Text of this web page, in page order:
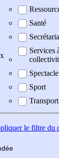
Santé
Services
Spectacle
Sport
le filtre du